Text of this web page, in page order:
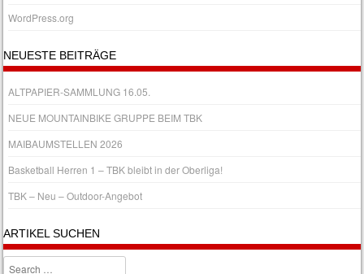
WordPress.org
NEUESTE BEITRÄGE
ALTPAPIER-SAMMLUNG 16.05.
NEUE MOUNTAINBIKE GRUPPE BEIM TBK
MAIBAUMSTELLEN 2026
Basketball Herren 1 – TBK bleibt in der Oberliga!
TBK – Neu – Outdoor-Angebot
ARTIKEL SUCHEN
Search